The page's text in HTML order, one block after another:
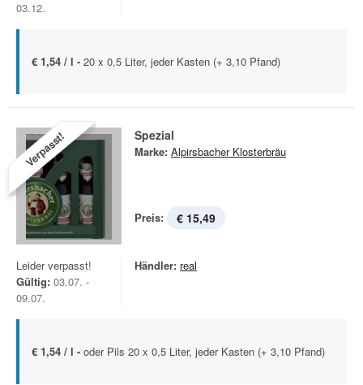
03.12.
€ 1,54 / l - 20 x 0,5 Liter, jeder Kasten (+ 3,10 Pfand)
Verpasst! Spezial
Marke: Alpirsbacher Klosterbräu
Preis: € 15,49
Leider verpasst!
Gültig: 03.07. -
09.07.
Händler: real
€ 1,54 / l - oder Pils 20 x 0,5 Liter, jeder Kasten (+ 3,10 Pfand)